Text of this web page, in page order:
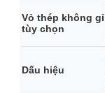
Vỏ thép không gỉ
tùy chọn
Dấu hiệu